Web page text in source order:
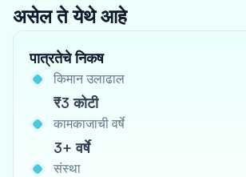
असेल ते येथे आहे
पात्रतेचे निकष
किमान उलाढाल
₹3 कोटी
कामकाजाची वर्षे
3+ वर्षे
संस्था